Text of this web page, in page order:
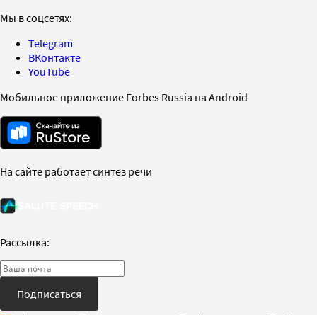
Мы в соцсетях:
Telegram
ВКонтакте
YouTube
Мобильное приложение Forbes Russia на Android
На сайте работает синтез речи
Рассылка:
Подписаться